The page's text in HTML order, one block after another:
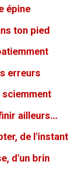
épine
ton pied
erreurs
sciemment
ailleurs...
de l'instant
d'un brin